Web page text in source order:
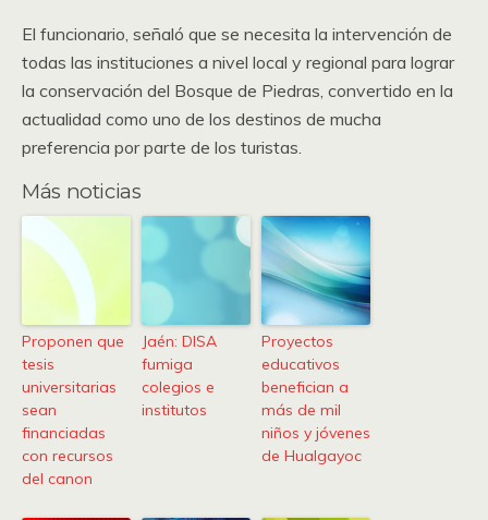
El funcionario, señaló que se necesita la intervención de
todas las instituciones a nivel local y regional para lograr
la conservación del Bosque de Piedras, convertido en la
actualidad como uno de los destinos de mucha
preferencia por parte de los turistas.
Más noticias
Proponen que
tesis
universitarias
sean
financiadas
con recursos
del canon
Jaén: DISA
fumiga
colegios e
institutos
Proyectos
educativos
benefician a
más de mil
niños y jóvenes
de Hualgayoc